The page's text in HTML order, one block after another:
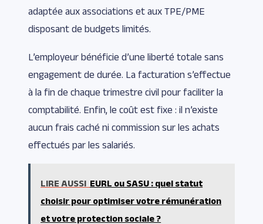
adaptée aux associations et aux TPE/PME
disposant de budgets limités.
L’employeur bénéficie d’une liberté totale sans
engagement de durée. La facturation s’effectue
à la fin de chaque trimestre civil pour faciliter la
comptabilité. Enfin, le coût est fixe : il n’existe
aucun frais caché ni commission sur les achats
effectués par les salariés.
LIRE AUSSI EURL ou SASU : quel statut
choisir pour optimiser votre rémunération
et votre protection sociale ?